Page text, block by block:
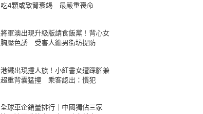
吃4顆或致腎衰竭 最嚴重喪命
將軍澳出現升級版請食飯黨！背心女
胸壓色誘 受害人籲男街坊提防
港鐵出現撞人族！小紅書女遭踩腳兼
超重背囊猛撞 乘客認出：慣犯
全球車企銷量排行｜中國獨佔三家